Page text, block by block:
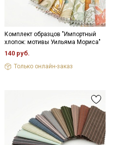
Комплект образцов "Импортный
хлопок: мотивы Уильяма Мориса"
140 руб.
Только онлайн-заказ